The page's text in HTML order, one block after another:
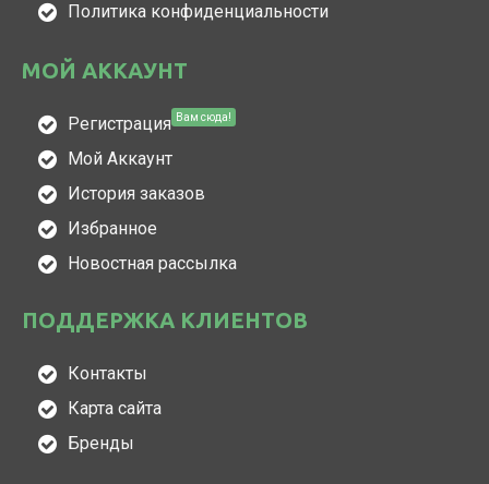
Политика конфиденциальности
МОЙ АККАУНТ
Регистрация Вам сюда!
Мой Аккаунт
История заказов
Избранное
Новостная рассылка
ПОДДЕРЖКА КЛИЕНТОВ
Контакты
Карта сайта
Бренды